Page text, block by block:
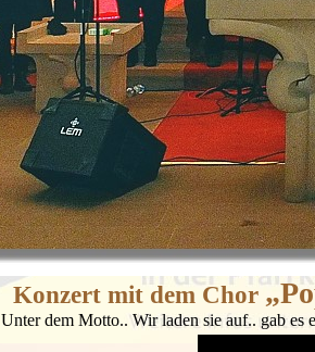
Konzert mit dem Chor
Unter dem Motto.. Wir laden sie auf.. gab